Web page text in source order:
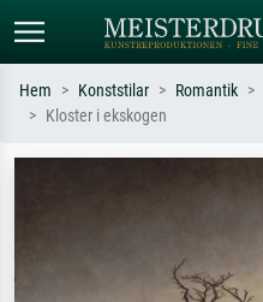
Hem Konststilar Romantik
Kloster i ekskogen